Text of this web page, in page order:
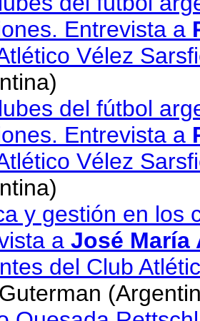
Entrevista a
Vélez
del fútbol
Entrevista a
Vélez
y gestión en los
a José María
del Club